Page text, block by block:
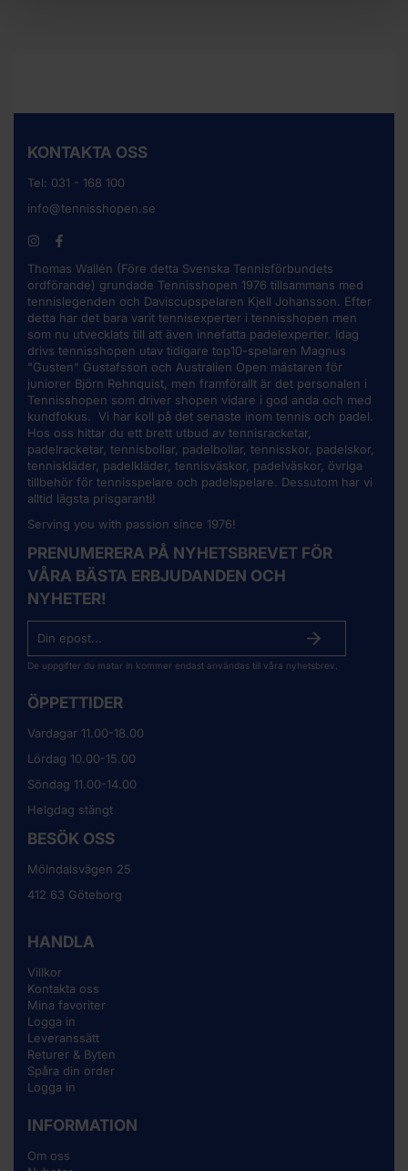
KONTAKTA OSS
Tel: 031 - 168 100
info@tennisshopen.se
Thomas Wallén (Före detta Svenska Tennisförbundets
ordförande) grundade Tennisshopen 1976 tillsammans med
tennislegenden och Daviscupspelaren Kjell Johansson. Efter
detta har det bara varit tennisexperter i tennisshopen men
som nu utvecklats till att även innefatta padelexperter. Idag
drivs tennisshopen utav tidigare top10-spelaren Magnus
"Gusten" Gustafsson och Australien Open mästaren för
juniorer Björn Rehnquist, men framförallt är det personalen i
Tennisshopen som driver shopen vidare i god anda och med
kundfokus. Vi har koll på det senaste inom tennis och padel.
Hos oss hittar du ett brett utbud av tennisracketar,
padelracketar, tennisbollar, padelbollar, tennisskor, padelskor,
tenniskläder, padelkläder, tennisväskor, padelväskor, övriga
tillbehör för tennisspelare och padelspelare. Dessutom har vi
alltid lägsta prisgaranti!
Serving you with passion since 1976!
PRENUMERERA PÅ NYHETSBREVET FÖR
VÅRA BÄSTA ERBJUDANDEN OCH
NYHETER!
De uppgifter du matar in kommer endast användas till våra nyhetsbrev.
ÖPPETTIDER
Vardagar 11.00-18.00
Lördag 10.00-15.00
Söndag 11.00-14.00
Helgdag stängt
BESÖK OSS
Mölndalsvägen 25
412 63 Göteborg
HANDLA
Villkor
Kontakta oss
Mina favoriter
Logga in
Leveranssätt
Returer & Byten
Spåra din order
Logga in
INFORMATION
Om oss